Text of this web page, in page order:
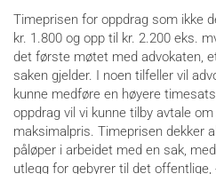
Timeprisen for oppdrag som ikke
kr. 1.800 og opp til kr. 2.200 eks.
det første møtet med advokaten,
saken gjelder. I noen tilfeller vil
kunne medføre en høyere
oppdrag vil vi kunne tilby avtale
maksimalpris. Timeprisen dekker
påløper i arbeidet med en sak,
utlegg for gebyrer til det